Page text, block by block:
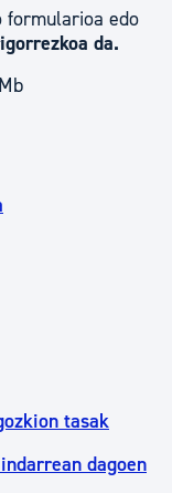
formularioa edo
da.
tasak
dagoen